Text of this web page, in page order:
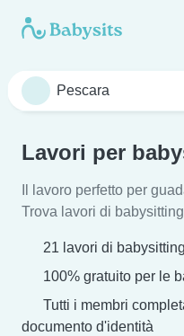
Lavori per
Il lavoro perfetto per
Trova lavori di
21 lavori di
100% gratuito per le
Tutti i membri
documento d'identità